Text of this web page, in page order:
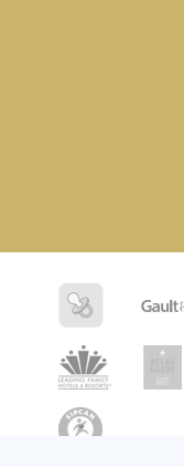
Sprache